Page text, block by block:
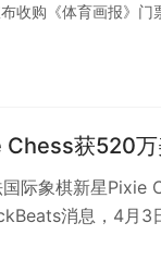
收购《体育画报》
Chess获520
际象棋新星Pixie
消息，4月